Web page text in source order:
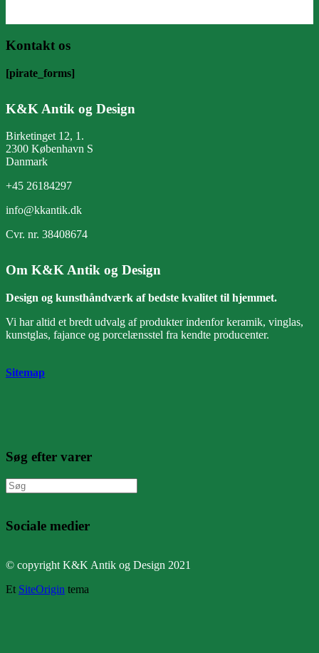
Kontakt os
[pirate_forms]
K&K Antik og Design
Birketinget 12, 1.
2300 København S
Danmark
+45 26184297
info@kkantik.dk
Cvr. nr. 38408674
Om K&K Antik og Design
Design og kunsthåndværk af bedste kvalitet til hjemmet.
Vi har altid et bredt udvalg af produkter indenfor keramik, vinglas,
kunstglas, fajance og porcelænsstel fra kendte producenter.
Sitemap
Søg efter varer
Søg
efter:
Sociale medier
© copyright K&K Antik og Design 2021
Et SiteOrigin tema